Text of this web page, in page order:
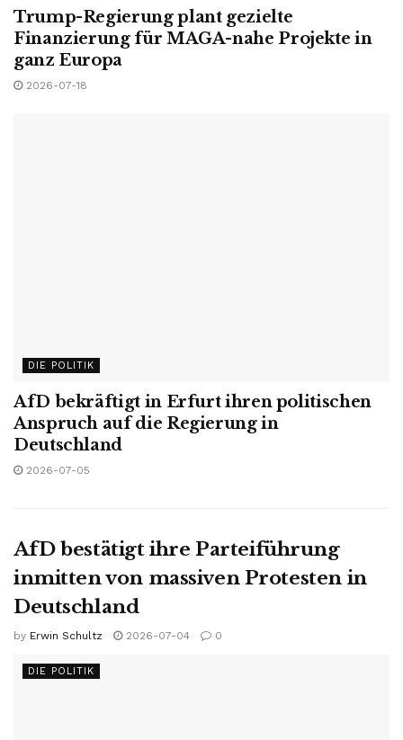
Trump-Regierung plant gezielte
Finanzierung für MAGA-nahe Projekte in
ganz Europa
2026-07-18
DIE POLITIK
AfD bekräftigt in Erfurt ihren politischen
Anspruch auf die Regierung in
Deutschland
2026-07-05
AfD bestätigt ihre Parteiführung
inmitten von massiven Protesten in
Deutschland
by Erwin Schultz 2026-07-04 0
DIE POLITIK